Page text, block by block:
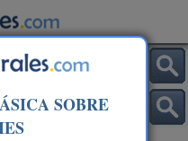
SOBRE